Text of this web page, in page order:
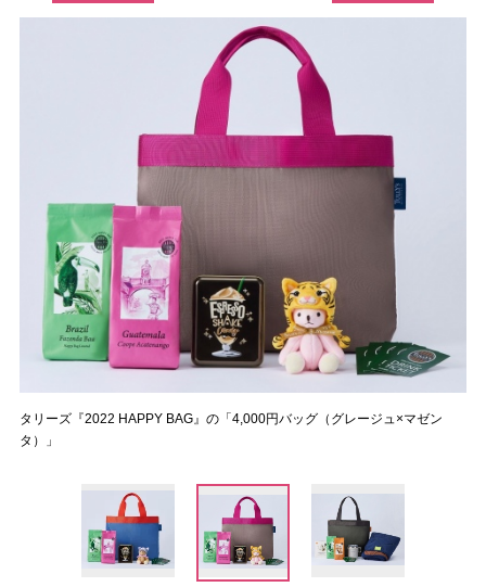
タリーズ『2022 HAPPY BAG』の「4,000円バッグ（グレージュ×マゼン
タ）」